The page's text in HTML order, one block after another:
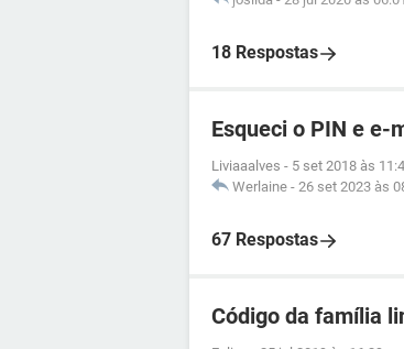
18 Respostas
Esqueci o PIN e e-
Liviaaalves - 5 set 2018 às
Werlaine - 26 set 2023 às
67 Respostas
Código da família